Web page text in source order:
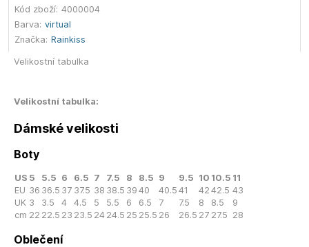
Kód zboží: 4000004
Barva: virtual
Značka: Rainkiss
Velikostní tabulka
Velikostní tabulka:
Dámské velikosti
Boty
US 5 5.5 6 6.5 7 7.5 8 8.5 9 9.5 10 10.5 11
EU 36 36.5 37 37.5 38 38.5 39 40 40.5 41 42 42.5 43
UK 3 3.5 4 4.5 5 5.5 6 6.5 7 7.5 8 8.5
9
cm 22 22.5 23 23.5 24 24.5 25 25.5 26 26.5 27 27.5 28
Oblečení